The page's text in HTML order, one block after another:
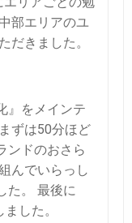
部エリアのユ
だきました。
』をメインテ
まずは50分ほど
ンドのおさら
んでいらっし
。
最後に
した。